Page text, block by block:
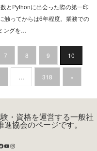
とPythonに出会った際の第一印
触ってからは6年程度。業務での
ングを…
7 8 9 10
… 318 »
・資格を運営する一般社
進協会のページです。
YouTube
Instagram